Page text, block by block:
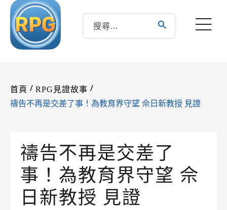
首頁 / RPG見證故事 /
禱告不再是交差了事！為教育界守望 佘日新教授 見證
禱告不再是交差了
事！為教育界守望 佘
日新教授 見證